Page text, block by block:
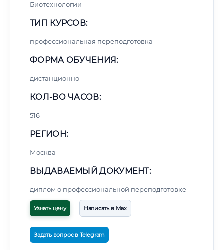
Биотехнологии
ТИП КУРСОВ:
профессиональная переподготовка
ФОРМА ОБУЧЕНИЯ:
дистанционно
КОЛ-ВО ЧАСОВ:
516
РЕГИОН:
Москва
ВЫДАВАЕМЫЙ ДОКУМЕНТ:
диплом о профессиональной переподготовке
Узнать цену Написать в Max
Задать вопрос в Telegram